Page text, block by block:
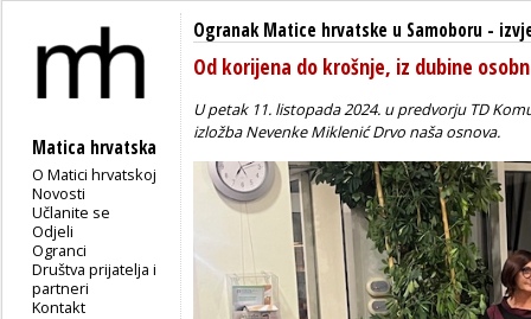
Matica hrvatska
O Matici hrvatskoj
Novosti
Učlanite se
Odjeli
Ogranci
Društva prijatelja i
partneri
Kontakt
Ogranak Matice hrvatske u Samoboru -
Od korijena do krošnje, iz dubine
U petak 11. listopada 2024. u predvorju TD
izložba Nevenke MiklenićDrvo naša osnova.